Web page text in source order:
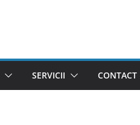
SERVICII